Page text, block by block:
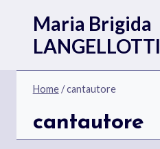
contenuto
Maria Brigida
LANGELLOTTI
Home/cantautore
cantautore